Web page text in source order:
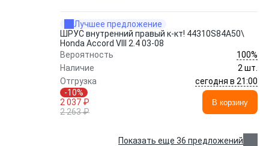
Лучшее предложение
ШРУС внутренний правый к-кт! 44310S84A50\
Honda Accord VIII 2.4 03-08
Вероятность
100%
Наличие
2 шт.
Отгрузка
сегодня в 21:00
-10%
2 037 ₽
2 263 ₽
В корзину
Показать еще 36 предложений